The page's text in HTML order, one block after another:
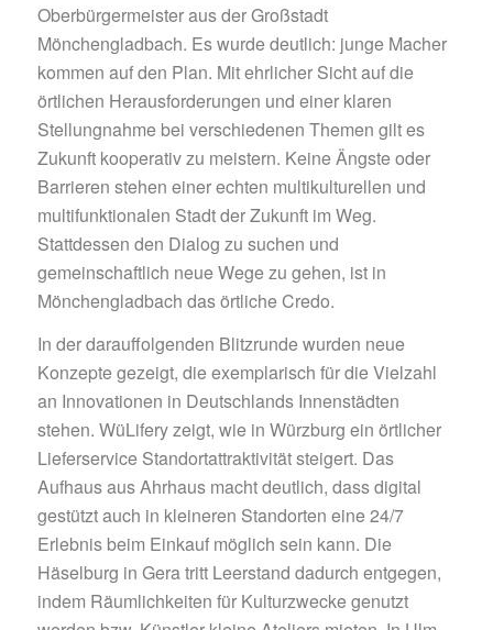
Oberbürgermeister aus der Großstadt
Mönchengladbach. Es wurde deutlich: junge Macher
kommen auf den Plan. Mit ehrlicher Sicht auf die
örtlichen Herausforderungen und einer klaren
Stellungnahme bei verschiedenen Themen gilt es
Zukunft kooperativ zu meistern. Keine Ängste oder
Barrieren stehen einer echten multikulturellen und
multifunktionalen Stadt der Zukunft im Weg.
Stattdessen den Dialog zu suchen und
gemeinschaftlich neue Wege zu gehen, ist in
Mönchengladbach das örtliche Credo.
In der darauffolgenden Blitzrunde wurden neue
Konzepte gezeigt, die exemplarisch für die Vielzahl
an Innovationen in Deutschlands Innenstädten
stehen. WüLifery zeigt, wie in Würzburg ein örtlicher
Lieferservice Standortattraktivität steigert. Das
Aufhaus aus Ahrhaus macht deutlich, dass digital
gestützt auch in kleineren Standorten eine 24/7
Erlebnis beim Einkauf möglich sein kann. Die
Häselburg in Gera tritt Leerstand dadurch entgegen,
indem Räumlichkeiten für Kulturzwecke genutzt